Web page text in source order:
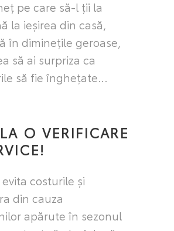
pe care să-l ții la
la ieșirea din casă,
în diminețile geroase,
să ai surpriza ca
să fie înghețate…
O VERIFICARE
costurile și
din cauza
apărute în sezonul